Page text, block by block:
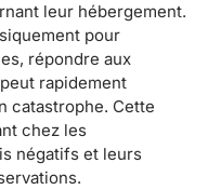
leur hébergement.
pour
répondre aux
rapidement
catastrophe. Cette
chez les
négatifs et leurs